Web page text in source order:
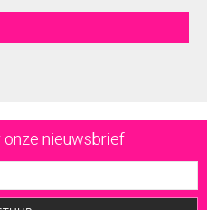
onze nieuwsbrief